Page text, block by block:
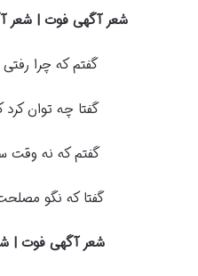
شعر آگهی فوت | شعر
گفتم که چرا رفتی
گفتا چه توان
گفتم که نه وقت
گفتا که نگو
شعر آگهی فوت |